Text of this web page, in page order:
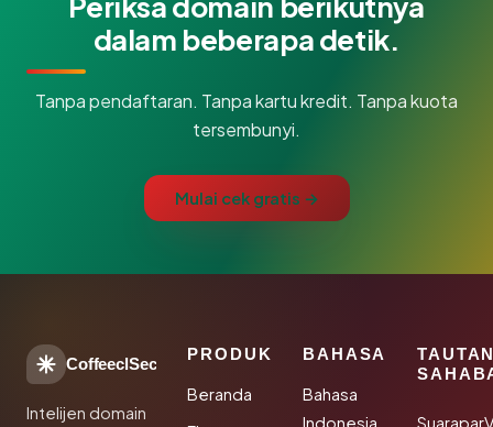
dalam beberapa detik.
Tanpa pendaftaran. Tanpa kartu kredit. Tanpa kuota
tersembunyi.
Mulai cek gratis →
CoffeeclSec
Intelijen domain
PRODUK
Beranda
BAHASA
Bahasa